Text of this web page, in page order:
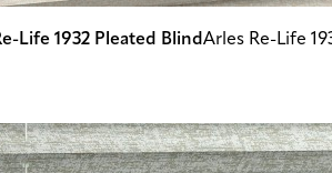
Life 1932 Pleated BlindArles Re-Life